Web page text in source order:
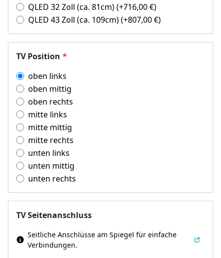
QLED 32 Zoll (ca. 81cm)(+716,00€)
QLED 43 Zoll (ca. 109cm)(+807,00€)
TV Position *
oben links
oben mittig
oben rechts
mitte links
mitte mittig
mitte rechts
unten links
unten mittig
unten rechts
TV Seitenanschluss
Seitliche Anschlüsse am Spiegel für einfache
Verbindungen.